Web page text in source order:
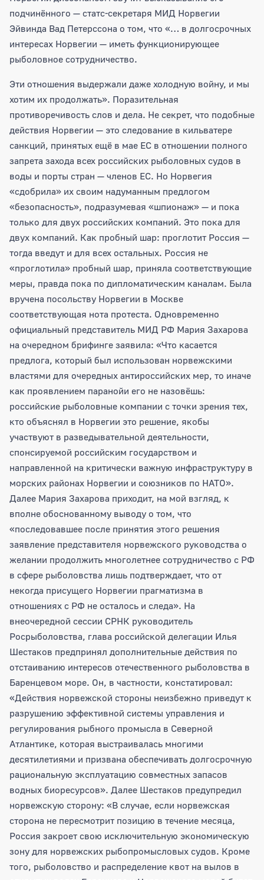
подчинённого — статс-секретаря МИД Норвегии
Эйвинда Вад Петерссона о том, что «… в долгосрочных
интересах Норвегии — иметь функционирующее
рыболовное сотрудничество.
Эти отношения выдержали даже холодную войну, и мы
хотим их продолжать». Поразительная
противоречивость слов и дела. Не секрет, что подобные
действия Норвегии — это следование в кильватере
санкций, принятых ещё в мае ЕС в отношении полного
запрета захода всех российских рыболовных судов в
воды и порты стран — членов ЕС. Но Норвегия
«сдобрила» их своим надуманным предлогом
«безопасность», подразумевая «шпионаж» — и пока
только для двух российских компаний. Это пока для
двух компаний. Как пробный шар: проглотит Россия —
тогда введут и для всех остальных. Россия не
«проглотила» пробный шар, приняла соответствующие
меры, правда пока по дипломатическим каналам. Была
вручена посольству Норвегии в Москве
соответствующая нота протеста. Одновременно
официальный представитель МИД РФ Мария Захарова
на очередном брифинге заявила: «Что касается
предлога, который был использован норвежскими
властями для очередных антироссийских мер, то иначе
как проявлением паранойи его не назовёшь:
российские рыболовные компании с точки зрения тех,
кто объяснял в Норвегии это решение, якобы
участвуют в разведывательной деятельности,
спонсируемой российским государством и
направленной на критически важную инфраструктуру в
морских районах Норвегии и союзников по НАТО».
Далее Мария Захарова приходит, на мой взгляд, к
вполне обоснованному выводу о том, что
«последовавшее после принятия этого решения
заявление представителя норвежского руководства о
желании продолжить многолетнее сотрудничество с РФ
в сфере рыболовства лишь подтверждает, что от
некогда присущего Норвегии прагматизма в
отношениях с РФ не осталось и следа». На
внеочередной сессии СРНК руководитель
Росрыболовства, глава российской делегации Илья
Шестаков предпринял дополнительные действия по
отстаиванию интересов отечественного рыболовства в
Баренцевом море. Он, в частности, констатировал:
«Действия норвежской стороны неизбежно приведут к
разрушению эффективной системы управления и
регулирования рыбного промысла в Северной
Атлантике, которая выстраивалась многими
десятилетиями и призвана обеспечивать долгосрочную
рациональную эксплуатацию совместных запасов
водных биоресурсов». Далее Шестаков предупредил
норвежскую сторону: «В случае, если норвежская
сторона не пересмотрит позицию в течение месяца,
Россия закроет свою исключительную экономическую
зону для норвежских рыбопромысловых судов. Кроме
того, рыболовство и распределение квот на вылов в